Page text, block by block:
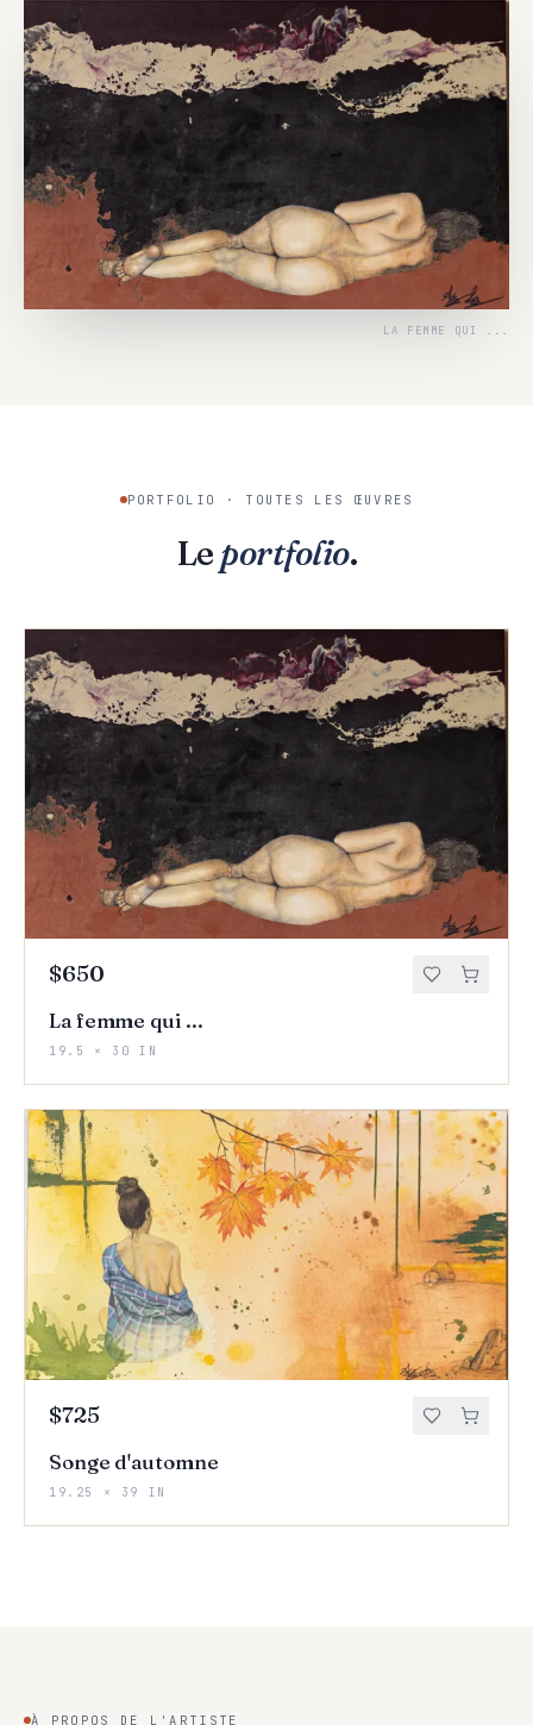
LA FEMME QUI ...
PORTFOLIO · TOUTES LES ŒUVRES
Le portfolio.
$650
La femme qui ...
19.5 × 30 IN
$725
Songe d'automne
19.25 × 39 IN
À PROPOS DE L'ARTISTE